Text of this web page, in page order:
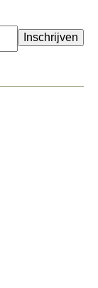
Inschrijven